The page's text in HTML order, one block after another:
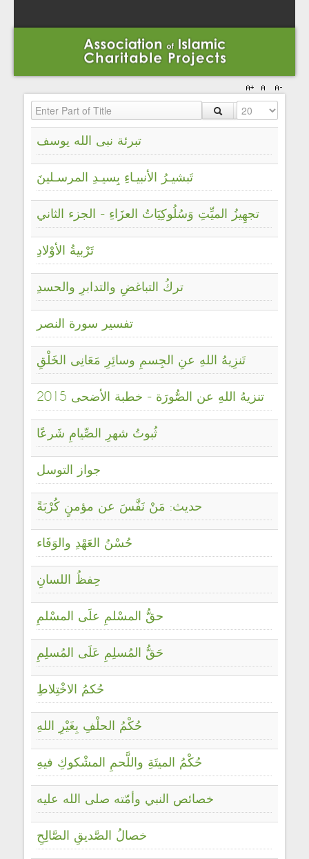
Enter Part of Title Display #
تبرئة نبى الله يوسف
تَبشيـرُ الأنبيـاءِ بِسيـدِ المرسـلينَ
تجهِيزُ الميِّتِ وَسُلُوكِيَاتُ العزَاءِ - الجزء الثاني
تَرْبيةُ الأوْلادِ
تركُ التباغضِ والتدابرِ والحسدِ
تفسير سورة النصر
تَنزِيهُ اللهِ عنِ الجِسمِ وسائِرِ مَعَانِى الخَلْقِ
تنزيهُ اللهِ عن الصُّورَة - خطبة الأضحى 2015
ثُبوتُ شهرِ الصِّيامِ شَرعًا
جواز التوسل
حديث: مَنْ نَفَّسَ عن مؤمنٍ كُرْبَةً
حُسْنُ العَهْدِ والوَفَاء
حِفظُ اللسانِ
حقُّ المسْلمِ علَى المسْلمِ
حَقُّ المُسلِمِ عَلَى المُسلِمِ
حُكمُ الاخْتِلاطِ
حُكْمُ الحلْفِ بِغَيْرِ اللهِ
حُكْمُ الميتَةِ واللَّحمِ المشْكوكِ فيهِ
خصائص النبي وأمّته صلى الله عليه
خصالُ الصَّديقِ الصَّالِحِ